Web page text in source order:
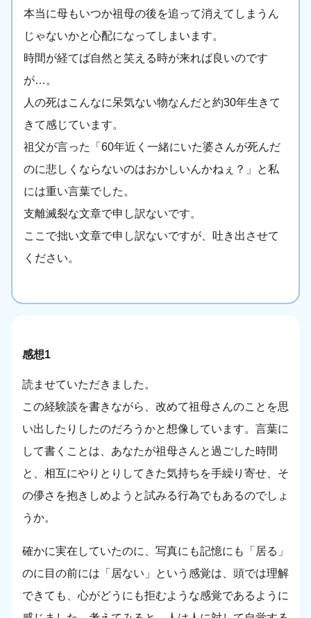
本当に母もいつか祖母の後を追って消えてしまうん
じゃないかと心配になってしまいます。
時間が経てば自然と笑える時が来れば良いのです
が…。
人の死はこんなに呆気ない物なんだと約30年生きて
きて感じています。
祖父が言った「60年近く一緒にいた婆さんが死んだ
のに悲しくならないのはおかしいんかねぇ？」と私
には重い言葉でした。
支離滅裂な文章で申し訳ないです。
ここで拙い文章で申し訳ないですが、吐き出させて
ください。
感想1
読ませていただきました。
この経験談を書きながら、改めて祖母さんのことを思
い出したりしたのだろうかと想像しています。言葉に
して書くことは、あなたが祖母さんと過ごした時間
と、相互にやりとりしてきた気持ちを手繰り寄せ、そ
の儚さを抱きしめようと試みる行為でもあるのでしょ
うか。
確かに実在していたのに、写真にも記憶にも「居る」
のに目の前には「居ない」という感覚は、頭では理解
できても、心がどうにも拒むような感覚であるように